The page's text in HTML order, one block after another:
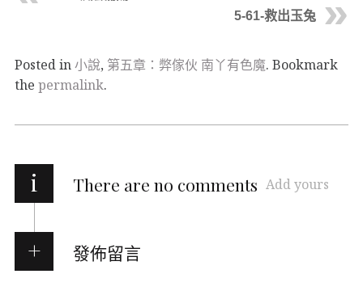
5-61-救出玉兔
Posted in小說, 第五章：弊傢伙 南丫有色魔. Bookmark
the permalink.
i There are no comments Add yours
發佈留言